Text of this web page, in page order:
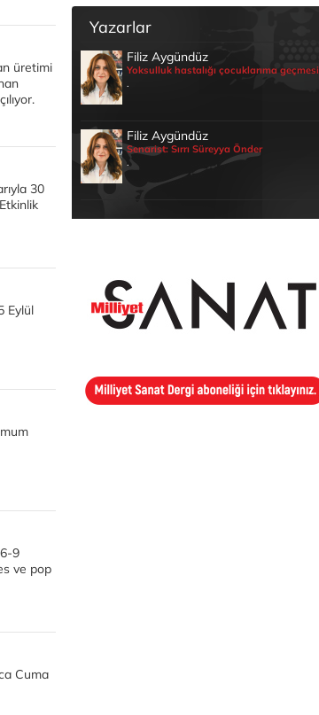
üretimi
30
Eylül
9
ve pop
Cuma
Yazarlar
Filiz Aygündüz
Yoksulluk hastalığı çocuklarıma
.
Filiz Aygündüz
Senarist: Sırrı Süreyya Önder
.